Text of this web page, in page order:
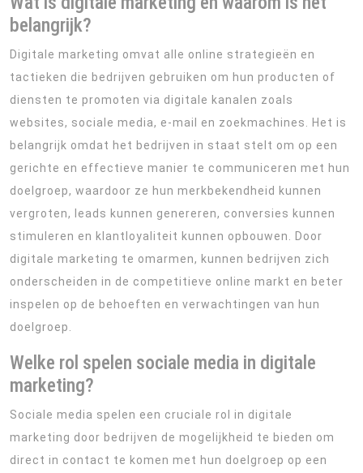
belangrijk?
Digitale marketing omvat alle online strategieën en
tactieken die bedrijven gebruiken om hun producten of
diensten te promoten via digitale kanalen zoals
websites, sociale media, e-mail en zoekmachines. Het is
belangrijk omdat het bedrijven in staat stelt om op een
gerichte en effectieve manier te communiceren met hun
doelgroep, waardoor ze hun merkbekendheid kunnen
vergroten, leads kunnen genereren, conversies kunnen
stimuleren en klantloyaliteit kunnen opbouwen. Door
digitale marketing te omarmen, kunnen bedrijven zich
onderscheiden in de competitieve online markt en beter
inspelen op de behoeften en verwachtingen van hun
doelgroep.
Welke rol spelen sociale media in digitale
marketing?
Sociale media spelen een cruciale rol in digitale
marketing door bedrijven de mogelijkheid te bieden om
direct in contact te komen met hun doelgroep op een